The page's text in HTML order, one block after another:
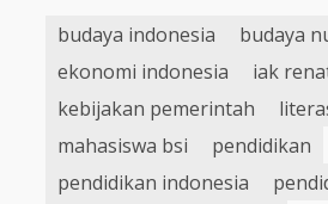
budaya indonesia
budaya
ekonomi indonesia
iak
kebijakan pemerintah
mahasiswa bsi
pendidikan
pendidikan indonesia